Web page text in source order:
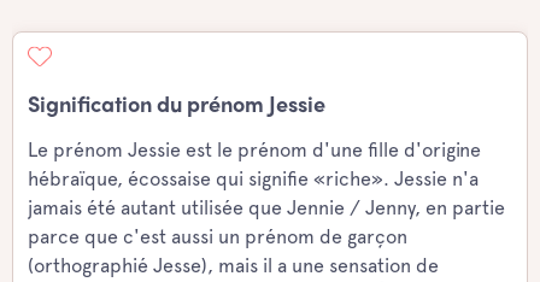
Signification du prénom Jessie
Le prénom Jessie est le prénom d'une fille d'origine
hébraïque, écossaise qui signifie «riche». Jessie n'a
jamais été autant utilisée que Jennie / Jenny, en partie
parce que c'est aussi un prénom de garçon
(orthographié Jesse), mais il a une sensation de